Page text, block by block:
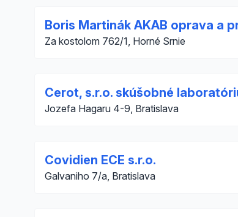
Boris Martinák AKAB oprava a
Za kostolom 762/1, Horné Srnie
Cerot, s.r.o. skúšobné
Jozefa Hagaru 4-9, Bratislava
Covidien ECE s.r.o.
Galvaniho 7/a, Bratislava